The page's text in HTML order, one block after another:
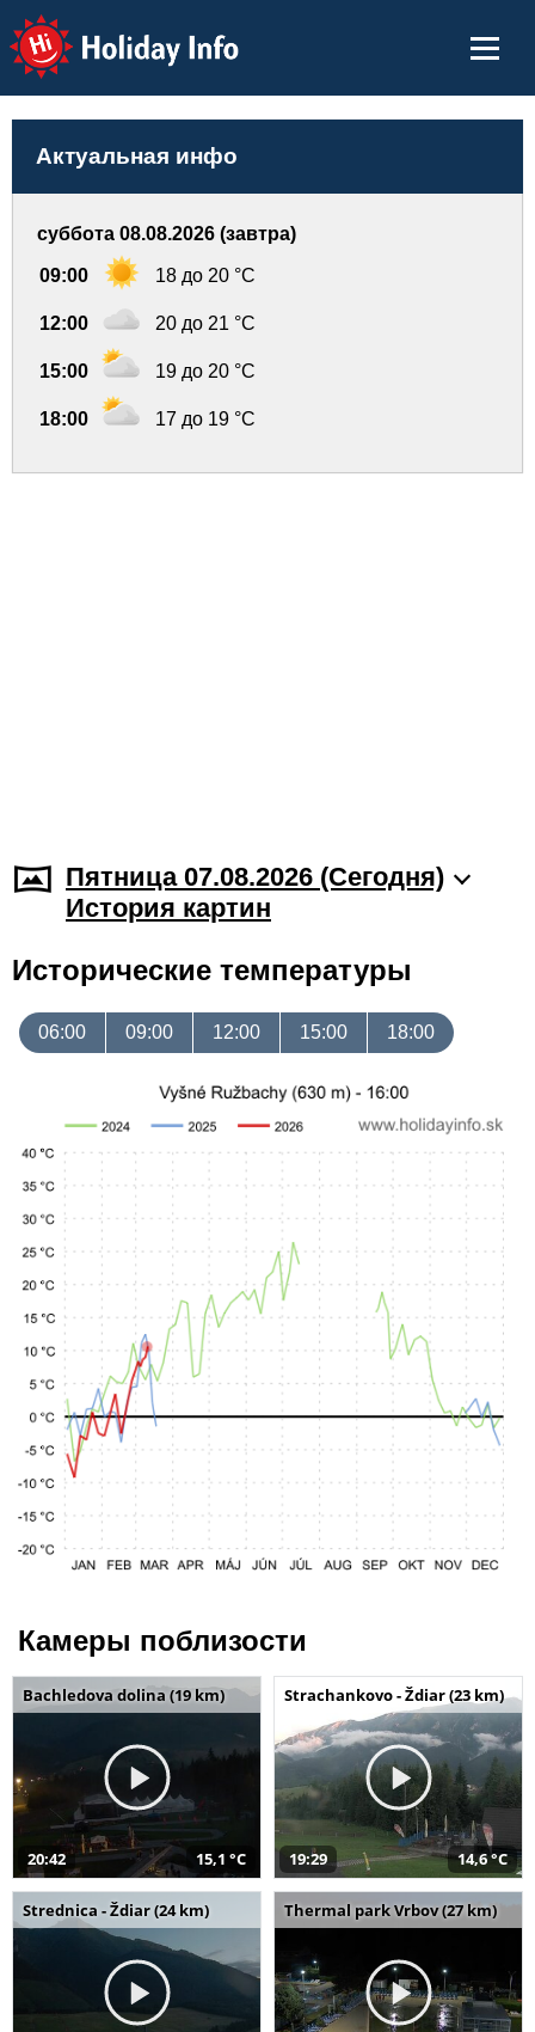
Holiday Info
Актуальная инфо
суббота 08.08.2026 (завтра)
09:00 18 до 20 °C
12:00 20 до 21 °C
15:00 19 до 20 °C
18:00 17 до 19 °C
Пятница 07.08.2026 (Cегодня)
История картин
Исторические температуры
06:00 09:00 12:00 15:00 18:00
Камеры поблизости
Bachledova dolina (19 km)
20:42 15,1 °C
Strachankovo - Ždiar (23 km)
19:29 14,6 °C
Strednica - Ždiar (24 km) Thermal park Vrbov (27 km)